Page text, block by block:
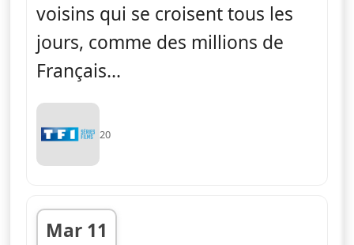
voisins qui se croisent tous les
jours, comme des millions de
Français...
20
Mar 11